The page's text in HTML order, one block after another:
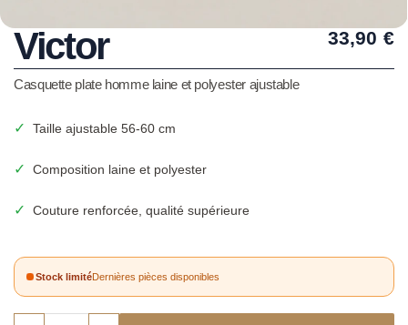
Victor 33,90 €
Casquette plate homme laine et polyester ajustable
✓ Taille ajustable 56-60 cm
✓ Composition laine et polyester
✓ Couture renforcée, qualité supérieure
Stock limitéDernières pièces disponibles